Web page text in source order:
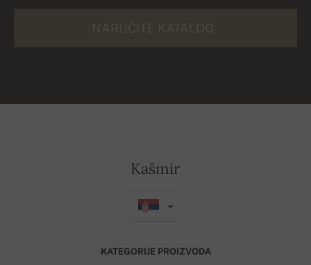
Kašmir
KATEGORIJE PROIZVODA